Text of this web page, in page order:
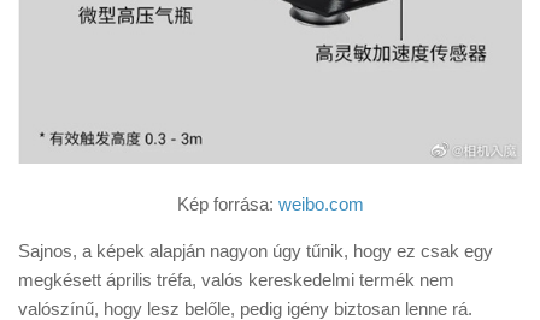
Kép forrása: weibo.com
Sajnos, a képek alapján nagyon úgy tűnik, hogy ez csak egy
megkésett április tréfa, valós kereskedelmi termék nem
valószínű, hogy lesz belőle, pedig igény biztosan lenne rá.